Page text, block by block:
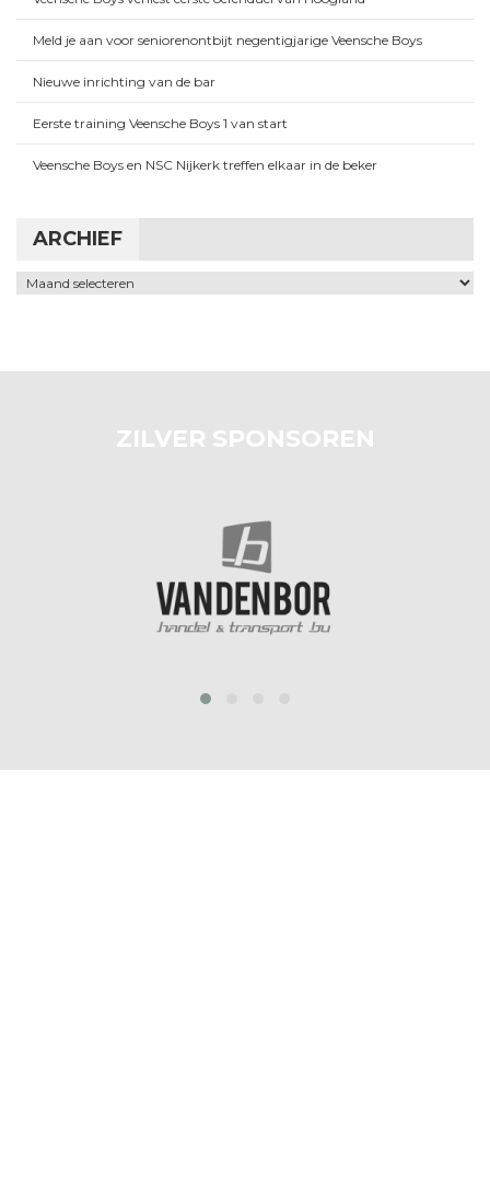
Meld je aan voor seniorenontbijt negentigjarige Veensche Boys
Nieuwe inrichting van de bar
Eerste training Veensche Boys 1 van start
Veensche Boys en NSC Nijkerk treffen elkaar in de beker
ARCHIEF
Archief
ZILVER SPONSOREN
prev